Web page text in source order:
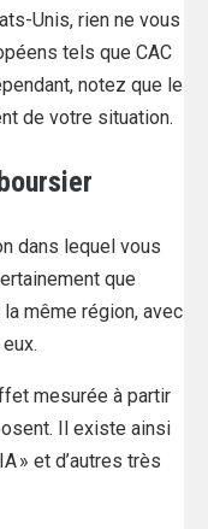
Unis, rien ne vous
tels que CAC
notez que le
de votre situation.
dans lequel vous
que
même région, avec
mesurée à partir
Il existe ainsi
» et d’autres très